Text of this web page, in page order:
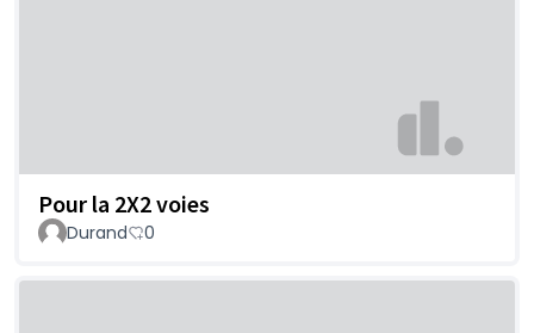
Pour la 2X2 voies
Durand 0